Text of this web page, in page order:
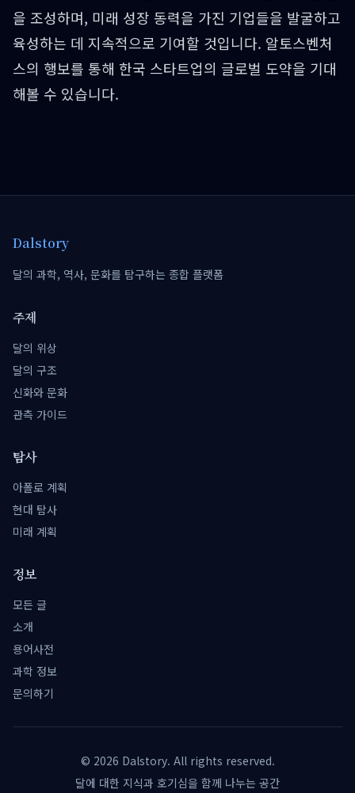
을 조성하며, 미래 성장 동력을 가진 기업들을 발굴하고
육성하는 데 지속적으로 기여할 것입니다. 알토스벤처
스의 행보를 통해 한국 스타트업의 글로벌 도약을 기대
해볼 수 있습니다.
Dalstory
달의 과학, 역사, 문화를 탐구하는 종합 플랫폼
주제
달의 위상
달의 구조
신화와 문화
관측 가이드
탐사
아폴로 계획
현대 탐사
미래 계획
정보
모든 글
소개
용어사전
과학 정보
문의하기
© 2026 Dalstory. All rights reserved.
달에 대한 지식과 호기심을 함께 나누는 공간